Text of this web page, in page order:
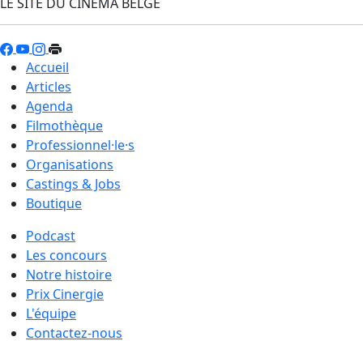
LE SITE DU CINÉMA BELGE
Accueil
Articles
Agenda
Filmothèque
Professionnel·le·s
Organisations
Castings & Jobs
Boutique
Podcast
Les concours
Notre histoire
Prix Cinergie
L'équipe
Contactez-nous